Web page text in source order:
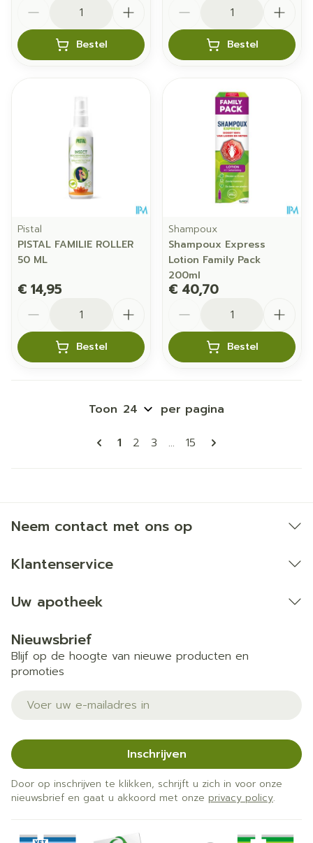
Bestel Bestel
Pistal
PISTAL FAMILIE ROLLER
50 ML
€ 14,95
Bestel
Shampoux
Shampoux Express
Lotion Family Pack
200ml
€ 40,70
Bestel
Pagina's
U lees momenteel pagina
1 Pagina
2 Pagina
3 ... Pagina
15
Toon per pagina
Neem contact met ons op
Klantenservice
Uw apotheek
Nieuwsbrief
Blijf op de hoogte van nieuwe producten en
promoties
E-mail adres
Inschrijven
Door op inschrijven te klikken, schrijft u zich in voor onze
nieuwsbrief en gaat u akkoord met onze privacy policy.